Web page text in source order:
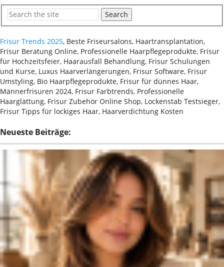
Search
Frisur Trends 2025, Beste Friseursalons, Haartransplantation,
Frisur Beratung Online, Professionelle Haarpflegeprodukte, Frisur
für Hochzeitsfeier, Haarausfall Behandlung, Frisur Schulungen
und Kurse, Luxus Haarverlängerungen, Frisur Software, Frisur
Umstyling, Bio Haarpflegeprodukte, Frisur für dünnes Haar,
Männerfrisuren 2024, Frisur Farbtrends, Professionelle
Haarglättung, Frisur Zubehör Online Shop, Lockenstab Testsieger,
Frisur Tipps für lockiges Haar, Haarverdichtung Kosten
Neueste Beiträge: